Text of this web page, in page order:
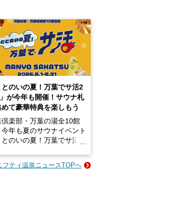
とのいの夏！万葉でサ活2
が今年も開催！サウナ札
めて豪華特典を楽しもう
倶楽部・万葉の湯全10館
今年も夏のサウナイベント
とのいの夏！万葉でサ活2
年8月1日（土）～8月31
フティ温泉ニュースTOPへ